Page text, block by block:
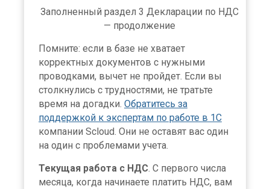
Заполненный раздел 3 Декларации по НДС
— продолжение
Помните: если в базе не хватает
корректных документов с нужными
проводками, вычет не пройдет. Если вы
столкнулись с трудностями, не тратьте
время на догадки. Обратитесь за
поддержкой к экспертам по работе в 1С
компании Scloud. Они не оставят вас один
на один с проблемами учета.
Текущая работа с НДС . С первого числа
месяца, когда начинаете платить НДС, вам